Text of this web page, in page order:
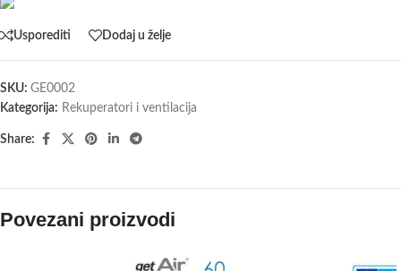
Usporediti Dodaj u želje
SKU: GE0002
Kategorija: Rekuperatori i ventilacija
Share:
Povezani proizvodi